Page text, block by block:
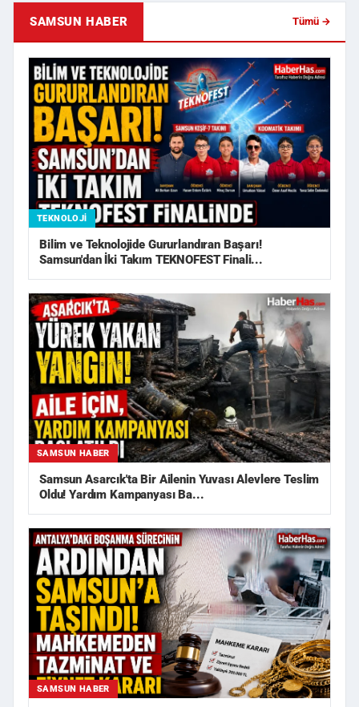
SAMSUN HABER Tümü →
TEKNOLOJI
Bilim ve Teknolojide Gururlandıran Başarı!
Samsun'dan İki Takım TEKNOFEST Finali...
SAMSUN HABER
Samsun Asarcık'ta Bir Ailenin Yuvası Alevlere Teslim
Oldu! Yardım Kampanyası Ba...
SAMSUN HABER